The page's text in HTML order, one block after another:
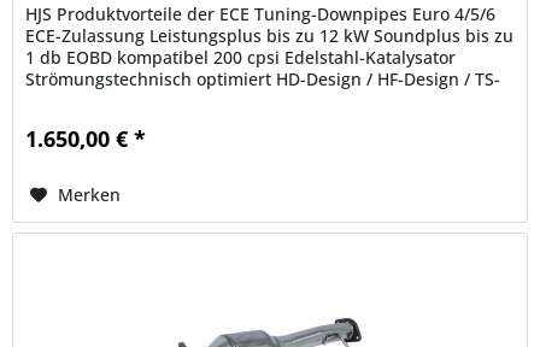
HJS Produktvorteile der ECE Tuning-Downpipes Euro 4/5/6
ECE-Zulassung Leistungsplus bis zu 12 kW Soundplus bis zu
1 db EOBD kompatibel 200 cpsi Edelstahl-Katalysator
Strömungstechnisch optimiert HD-Design / HF-Design / TS-
1.650,00 € *
Merken